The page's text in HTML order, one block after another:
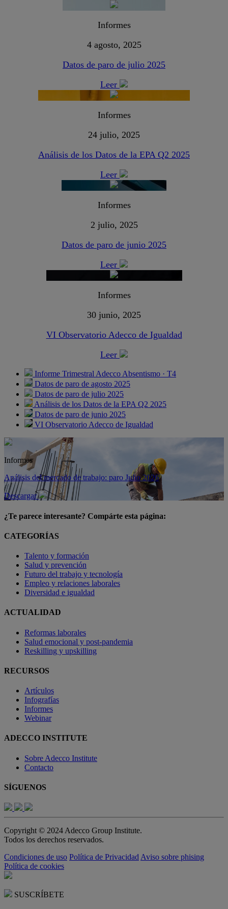
Informes
4 agosto, 2025
Datos de paro de julio 2025
Leer
Informes
24 julio, 2025
Análisis de los Datos de la EPA Q2 2025
Leer
Informes
2 julio, 2025
Datos de paro de junio 2025
Leer
Informes
30 junio, 2025
VI Observatorio Adecco de Igualdad
Leer
Informe Trimestral Adecco Absentismo · T4
Datos de paro de agosto 2025
Datos de paro de julio 2025
Análisis de los Datos de la EPA Q2 2025
Datos de paro de junio 2025
VI Observatorio Adecco de Igualdad
Informes
Análisis del mercado de trabajo: paro Julio 2026
Descargar
¿Te parece interesante? Compárte esta página:
CATEGORÍAS
Talento y formación
Salud y prevención
Futuro del trabajo y tecnología
Empleo y relaciones laborales
Diversidad e igualdad
ACTUALIDAD
Reformas laborales
Salud emocional y post-pandemia
Reskilling y upskilling
RECURSOS
Artículos
Infografías
Informes
Webinar
ADECCO INSTITUTE
Sobre Adecco Institute
Contacto
SÍGUENOS
Copyright © 2024 Adecco Group Institute.
Todos los derechos reservados.
Condiciones de uso Política de Privacidad Aviso sobre phising
Política de cookies
SUSCRÍBETE